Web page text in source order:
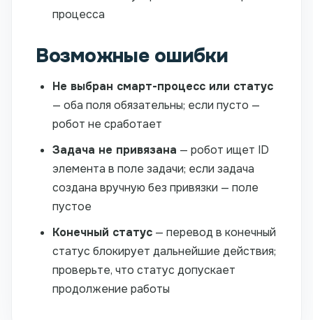
процесса
Возможные ошибки
Не выбран смарт-процесс или статус
— оба поля обязательны; если пусто —
робот не сработает
Задача не привязана — робот ищет ID
элемента в поле задачи; если задача
создана вручную без привязки — поле
пустое
Конечный статус — перевод в конечный
статус блокирует дальнейшие действия;
проверьте, что статус допускает
продолжение работы